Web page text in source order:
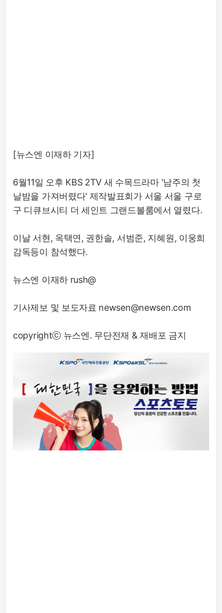
[뉴스엔 이재하 기자]
6월11일 오후 KBS 2TV 새 수목드라마 '남주의 첫
날밤을 가져버렸다' 제작발표회가 서울 서울 구로
구 디큐브시티 더 세인트 그랜드볼룸에서 열렸다.
이날 서현, 옥택연, 권한솔, 서범준, 지혜원, 이웅희
감독등이 참석했다.
뉴스엔 이재하 rush@
기사제보 및 보도자료 newsen@newsen.com
copyrightⓒ 뉴스엔. 무단전재 & 재배포 금지